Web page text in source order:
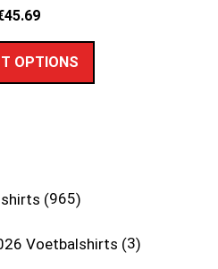
45.69
OPTIONS
965
Voetbalshirts 3